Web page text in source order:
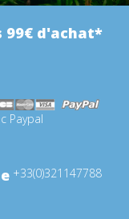
99€ d'achat*
Paypal
+33(0)321147788